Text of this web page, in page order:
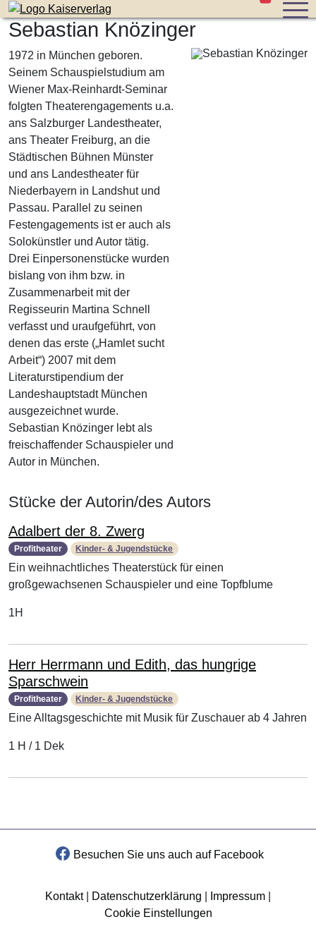
Zum Inhalt der Seite springen Stücke im
Sebastian Knözinger
1972 in München geboren.
Seinem Schauspielstudium am
Wiener Max-Reinhardt-Seminar
folgten Theaterengagements u.a.
ans Salzburger Landestheater,
ans Theater Freiburg, an die
Städtischen Bühnen Münster
und ans Landestheater für
Niederbayern in Landshut und
Passau. Parallel zu seinen
Festengagements ist er auch als
Solokünstler und Autor tätig.
Drei Einpersonenstücke wurden
bislang von ihm bzw. in
Zusammenarbeit mit der
Regisseurin Martina Schnell
verfasst und uraufgeführt, von
denen das erste („Hamlet sucht
Arbeit“) 2007 mit dem
Literaturstipendium der
Landeshauptstadt München
ausgezeichnet wurde.
Sebastian Knözinger lebt als
freischaffender Schauspieler und
Autor in München.
Stücke der Autorin/des Autors
Adalbert der 8. Zwerg
Profitheater Kinder- & Jugendstücke
Ein weihnachtliches Theaterstück für einen
großgewachsenen Schauspieler und eine Topfblume
1H
Herr Herrmann und Edith, das hungrige
Sparschwein
Profitheater Kinder- & Jugendstücke
Eine Alltagsgeschichte mit Musik für Zuschauer ab 4 Jahren
1 H / 1 Dek
Besuchen Sie uns auch auf Facebook
Kontakt| Datenschutzerklärung Impressum
Cookie Einstellungen